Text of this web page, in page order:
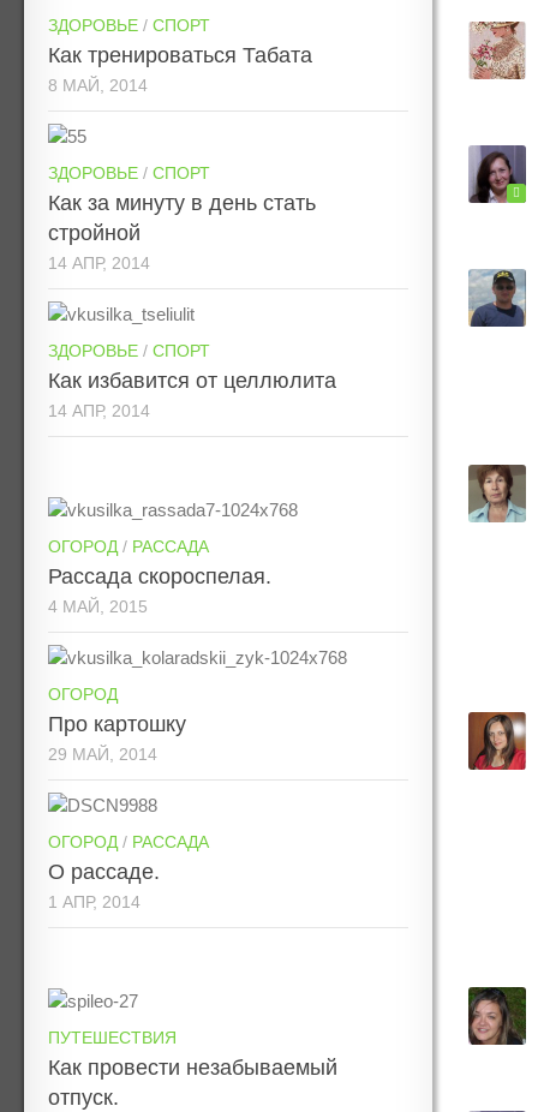
ЗДОРОВЬЕ / СПОРТ
Как тренироваться Табата
8 МАЙ, 2014
ЗДОРОВЬЕ / СПОРТ
Как за минуту в день стать
стройной
14 АПР, 2014
ЗДОРОВЬЕ / СПОРТ
Как избавится от целлюлита
14 АПР, 2014
ОГОРОД / РАССАДА
Рассада скороспелая.
4 МАЙ, 2015
ОГОРОД
Про картошку
29 МАЙ, 2014
ОГОРОД / РАССАДА
О рассаде.
1 АПР, 2014
ПУТЕШЕСТВИЯ
Как провести незабываемый
отпуск.